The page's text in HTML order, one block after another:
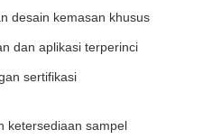
desain kemasan khusus
dan aplikasi terperinci
sertifikasi
ketersediaan sampel